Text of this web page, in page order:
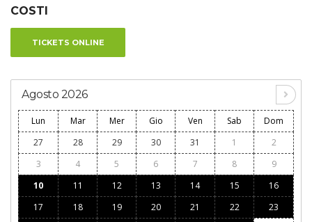
COSTI
TICKETS ONLINE
Agosto 2026
Lun Mar Mer Gio Ven Sab
Dom
27
28 29 30 31 1
2
3
4 5 6 7 8
9
10
11 12 13 14 15
16
17
18 19 20 21 22
23